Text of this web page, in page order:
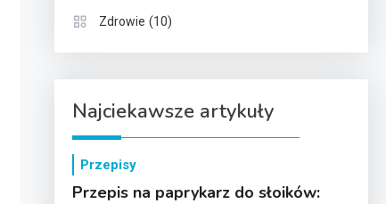
Zdrowie (10)
Najciekawsze artykuły
Przepisy
Przepis na paprykarz do słoików: